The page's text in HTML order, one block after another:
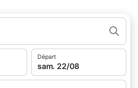
Départ
sam. 22/08